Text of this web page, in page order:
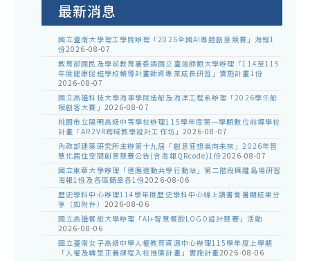
最新消息
國立臺南大學理工學院辦理「2026全國AI專題創意競賽」海報1
份2026-08-07
教育部國民及學前教育署委請國立臺灣師範大學辦理「114至115
年度健康促進學校輔導計畫師資專業成長研習」實施計畫1份
2026-08-07
國立高雄科技大學海事學院造船及海洋工程系辦理「2026學生船
模創客大賽」 2026-08-07
桃園市立陽明高級中等學校辦理115學年度第一學期數位前導學校
計畫「AR2VR跨域教學設計工作坊」 2026-08-07
內政部建築研究所主辦第十九屆「創意狂想巢向未來」2026年智
慧化居住空間創意競賽公告(含海報QRcode)1份2026-08-07
國立東華大學辦理「適應運動共學行動站」第二階段與離島場研習
海報1份及各區簡章各1份2026-08-06
歷史學科中心辦理114學年度歷史學科中心線上讀書會暑期成果分
享（如附件） 2026-08-06
國立高雄餐旅大學辦理「AI+智慧餐飲LOGO設計競賽」活動
2026-08-06
國立臺南女子高級中學人權教育資源中心辦理115學年度上學期
「人權及轉型正義課程入校推廣計畫」實施計畫2026-08-06